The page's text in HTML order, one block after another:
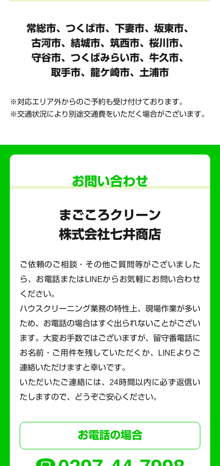
常総市、つくば市、下妻市、坂東市、
古河市、結城市、筑西市、桜川市、
守谷市、 つくばみらい市、牛久市、
取手市、龍ケ崎市、土浦市
対応エリア外からのご予約も受け付けております。
交通状況により別途交通費をいただく場合がございます。
お問い合わせ
まごころクリーン
株式会社七井商店
ご依頼のご相談・その他ご質問等がございました
ら、お電話またはLINEからお気軽にお問い合わせ
ください。
ハウスクリーニング業務の特性上、現場作業が多い
ため、お電話の場合はすぐ出られないことがござい
ます。 大変お手数ではございますが、留守番電話に
お名前・ご用件を残していただくか、LINEよりご
連絡いただけますと幸いです。
いただいたご連絡には、24時間以内に必ず返信い
たしますので、どうぞご安心ください。
お電話の場合